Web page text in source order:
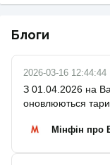
Блоги
2026-03-16 12:44:44
З 01.04.2026 на
оновлюються
Мінфін про